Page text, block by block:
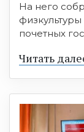
На него
почетных
Читать